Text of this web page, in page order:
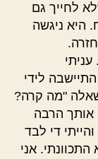
לחייך גם
היא ניגשה
לידי
"מה קרה?
אותך הרבה
די לבד
אני